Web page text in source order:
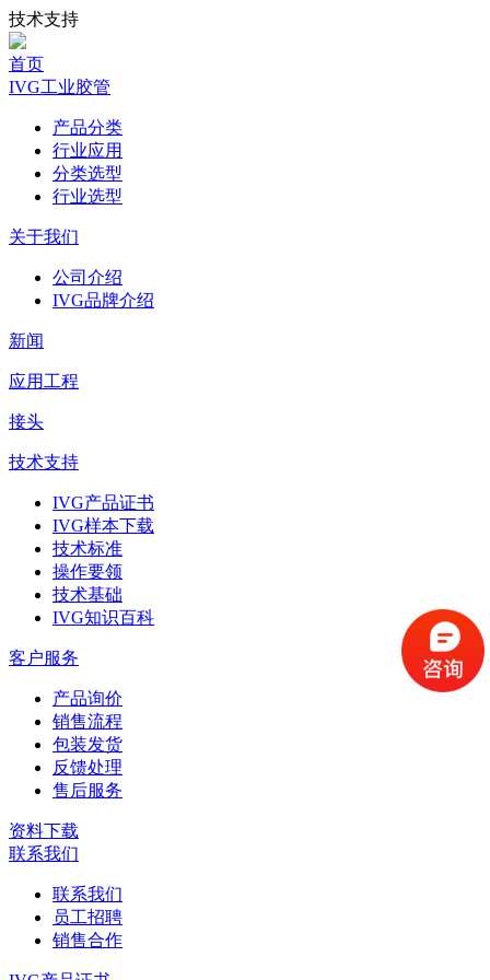
技术支持
首页
IVG工业胶管
产品分类
行业应用
分类选型
行业选型
关于我们
公司介绍
IVG品牌介绍
新闻
应用工程
接头
技术支持
IVG产品证书
IVG样本下载
技术标准
操作要领
技术基础
IVG知识百科
客户服务
产品询价
销售流程
包装发货
反馈处理
售后服务
资料下载
联系我们
联系我们
员工招聘
销售合作